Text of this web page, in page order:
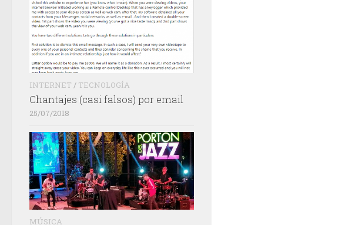
INTERNET / TECNOLOGÍA
Chantajes (casi falsos) por email
25/07/2018
MÚSICA